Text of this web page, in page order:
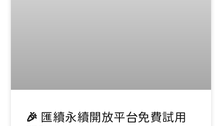
🎉 匯續永續開放平台免費試用